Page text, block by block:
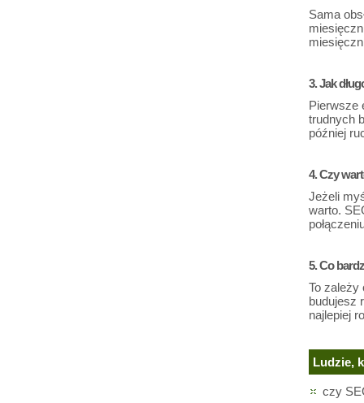
Sama
3. Jak
Pierwsze
trudnych
później
4. Czy
Jeżeli
warto.
5. Co
To
budujesz
najlepiej
Ludzie,
czy